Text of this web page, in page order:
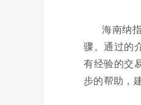
海南纳
骤。通过的
有经验的交
步的帮助，